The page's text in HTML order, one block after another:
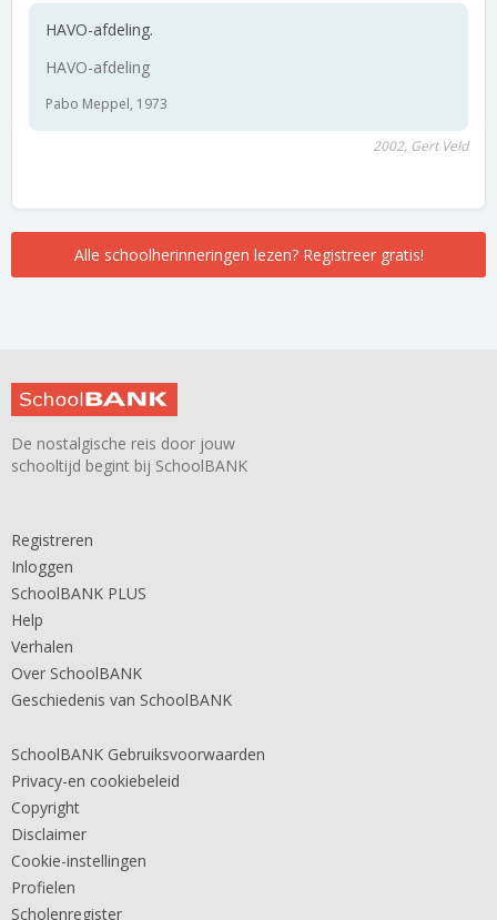
HAVO-afdeling.
HAVO-afdeling
Pabo Meppel, 1973
2002, Gert Veld
Alle schoolherinneringen lezen? Registreer gratis!
De nostalgische reis door jouw
schooltijd begint bij SchoolBANK
Registreren
Inloggen
SchoolBANK PLUS
Help
Verhalen
Over SchoolBANK
Geschiedenis van SchoolBANK
SchoolBANK Gebruiksvoorwaarden
Privacy-en cookiebeleid
Copyright
Disclaimer
Cookie-instellingen
Profielen
Scholenregister